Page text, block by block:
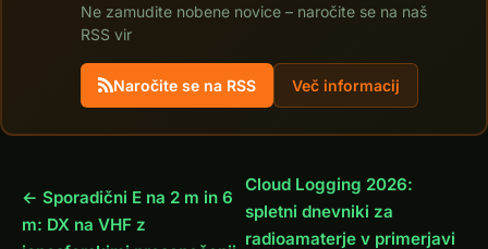
Ne zamudite nobene novice – naročite se na naš
RSS vir
Naročite se na RSS Več informacij
← Sporadični E na 2 m in 6
m: DX na VHF z
Cloud Logging 2026:
spletni dnevniki za
radioamaterje v primerjavi